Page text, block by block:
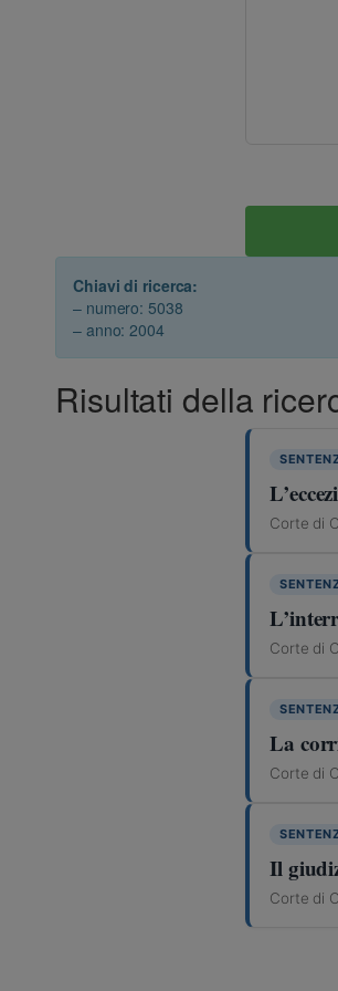
Chiavi di ricerca:
– numero: 5038
– anno: 2004
Risultati della
Corte di
Corte di
La
Corte di
Il
Corte di